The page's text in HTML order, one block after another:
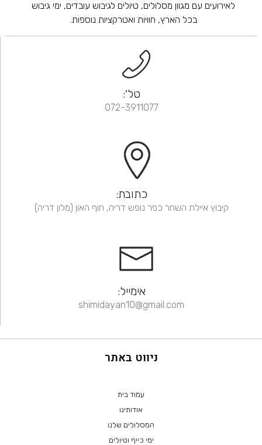
לאירועים עם מגוון מסלולים, טיולים לגיבוש עובדים, ימי גיבוש
בכל הארץ, חוויות ואטרקציות נוספות.
טל':
072-3911077
כתובת:
קיבוץ איילת השחר כפר נופש דריה, חוף האון (מלון דריה)
אימייל:
shimidayan10@gmail.com
ניווט באתר
עמוד בית
אודותינו
המסלולים שלנו
ימי כייף וטיולים